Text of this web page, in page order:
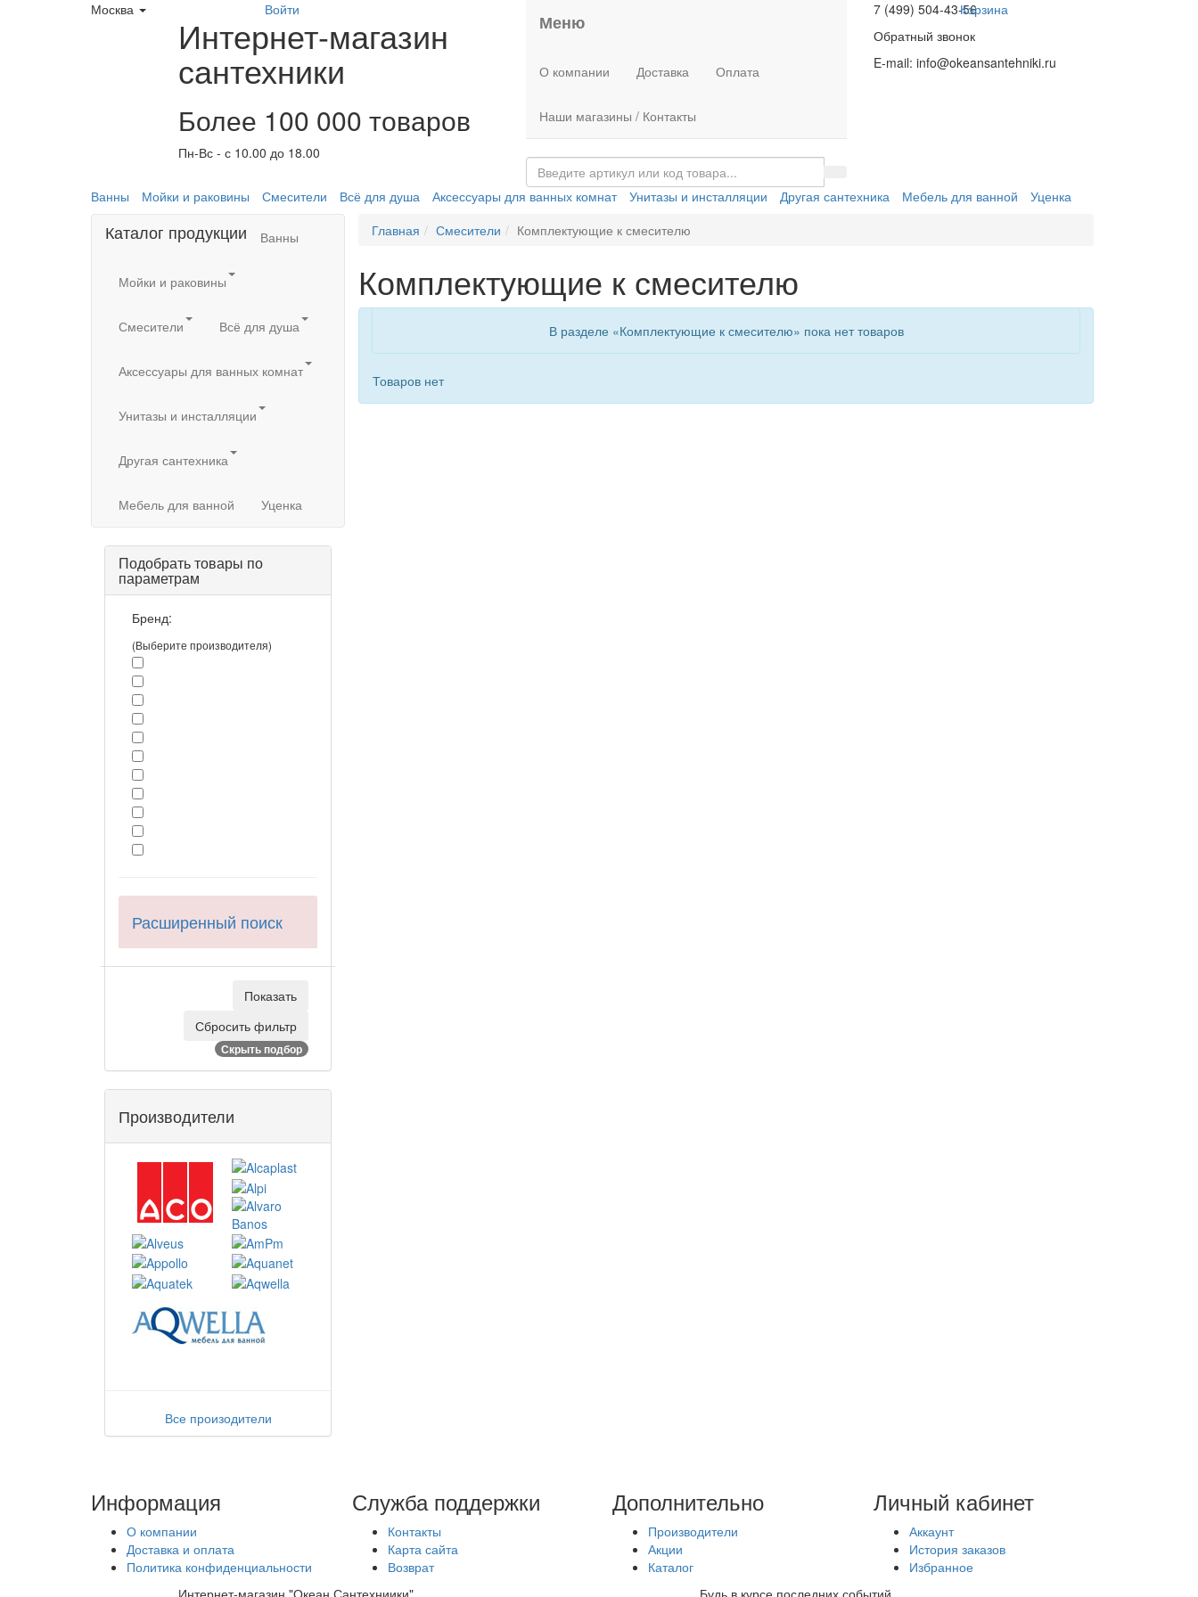
Москва Войти Корзина
Интернет-магазин
сантехники
Более 100 000 товаров
Пн-Вс - с 10.00 до 18.00
Меню
О компании Доставка Оплата
Наши магазины / Контакты
7 (499) 504-43-56
Обратный звонок
E-mail: info@okeansantehniki.ru
Ванны Мойки и раковины Смесители Всё для душа Аксессуары для ванных комнат Унитазы и инсталляции Другая сантехника Мебель для ванной Уценка
Каталог продукции Ванны
Мойки и раковины
Смесители Всё для душа
Аксессуары для ванных комнат
Унитазы и инсталляции
Другая сантехника
Мебель для ванной Уценка
Подобрать товары по
параметрам
Бренд:
(Выберите производителя)
Расширенный поиск
Скрыть подбор
Производители
Все произодители
Главная Смесители Комплектующие к смесителю
Комплектующие к смесителю
В разделе «Комплектующие к смесителю» пока нет товаров
Товаров нет
Информация
О компании
Доставка и оплата
Политика конфиденциальности
Служба поддержки
Контакты
Карта сайта
Возврат
Дополнительно
Производители
Акции
Каталог
Личный кабинет
Аккаунт
История заказов
Избранное
Интернет-магазин "Океан Сантехниики"
Будь в курсе последних событий